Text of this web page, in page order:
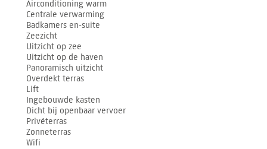
Airconditioning warm
Centrale verwarming
Badkamers en-suite
Zeezicht
Uitzicht op zee
Uitzicht op de haven
Panoramisch uitzicht
Overdekt terras
Lift
Ingebouwde kasten
Dicht bij openbaar vervoer
Privéterras
Zonneterras
Wifi